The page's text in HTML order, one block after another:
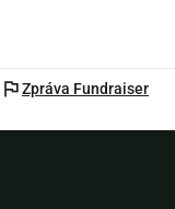
flagZpráva Fundraiser